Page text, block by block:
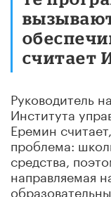
считает
Руководитель
Института
Еремин
проблема:
средства,
направляемая